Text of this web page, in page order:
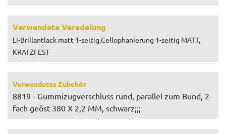
Verwendete Veredelung
Li-Brillantlack matt 1-seitig,Cellophanierung 1-seitig MATT,
KRATZFEST
Verwendetes Zubehör
8819 - Gummizugverschluss rund, parallel zum Bund, 2-
fach geöst 380 X 2,2 MM, schwarz;;;